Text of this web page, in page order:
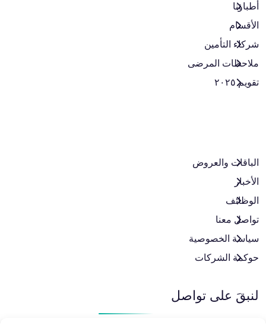
أطباؤنا
الأقسام
شركاء التأمين
ملاحظات المرضى
تقويم ٢٠٢٥
الباقات والعروض​
الأخبار
الوظائف
تواصل معنا
سياسة الخصوصية
حوكمة الشركات
لنبقَ على تواصل